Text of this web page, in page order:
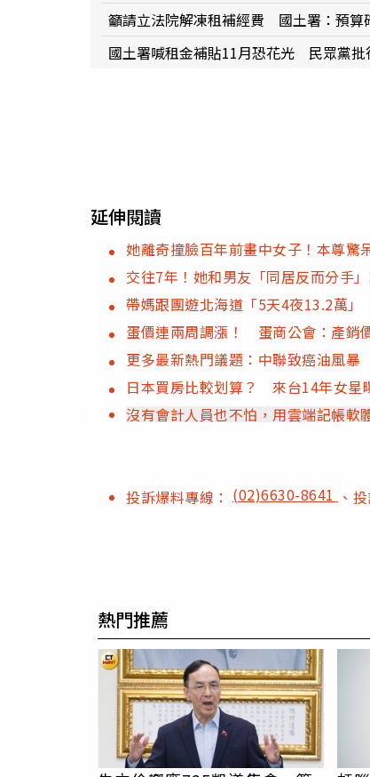
籲請立法院解凍租補經費 國土署：預算
國土署喊租金補貼11月恐花光 民眾黨批
延伸閱讀
她離奇撞臉百年前畫中女子！本尊
交往7年！她和男友「同居反而分手
帶媽跟團遊北海道「5天4夜13.2萬
蛋價連兩周調漲！ 蛋商公會：產銷
更多最新熱門議題：中聯致癌油風暴
日本買房比較划算？ 來台14年女星
沒有會計人員也不怕，用雲端記帳軟
投訴爆料專線： (02)6630-8641 、
熱門推薦